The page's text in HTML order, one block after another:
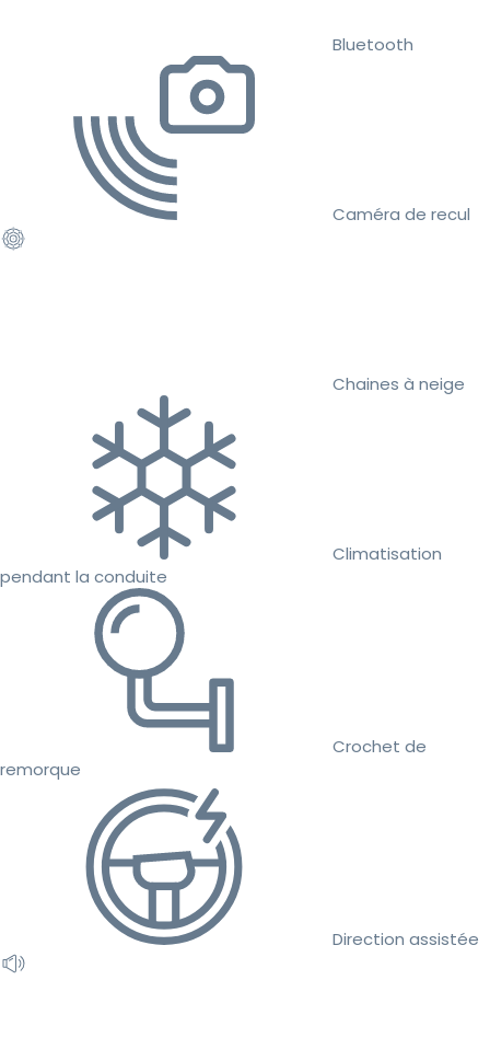
Bluetooth
Caméra de recul
Chaines à neige
Climatisation
pendant la conduite
Crochet de
remorque
Direction assistée